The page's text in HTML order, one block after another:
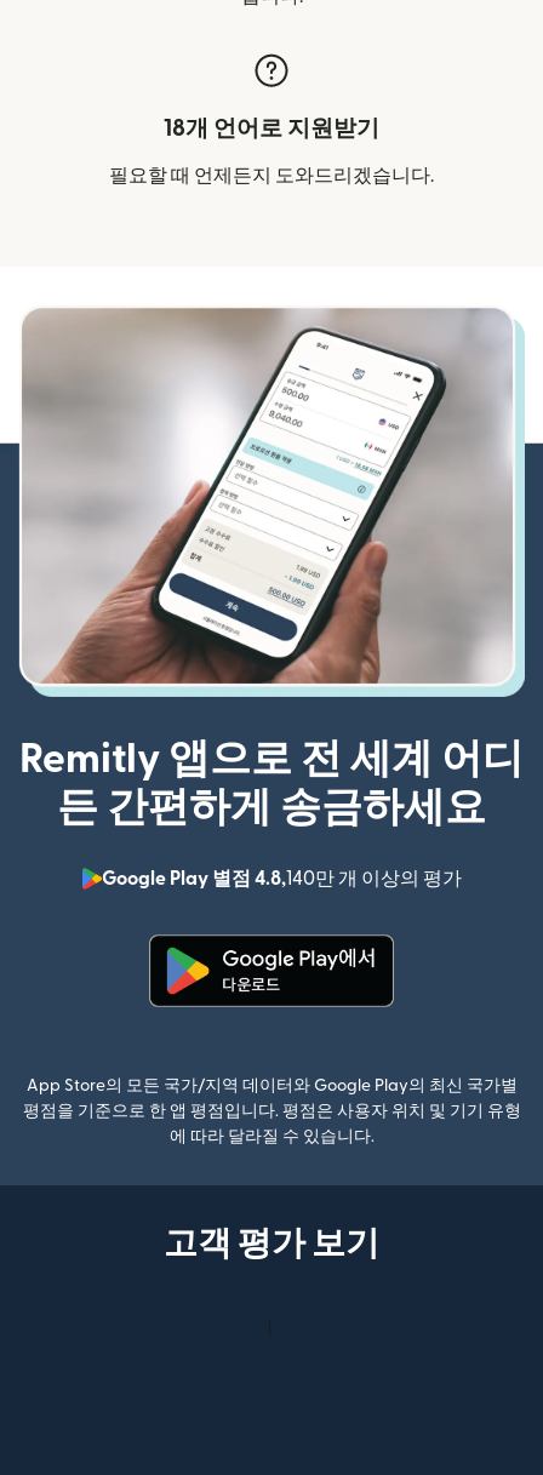
18개 언어로 지원받기
필요할 때 언제든지 도와드리겠습니다.
Remitly 앱으로 전 세계 어디
든 간편하게 송금하세요
Google Play 별점 4.8,140만 개 이상의 평가
App Store의 모든 국가/지역 데이터와 Google Play의 최신 국가별
평점을 기준으로 한 앱 평점입니다. 평점은 사용자 위치 및 기기 유형
에 따라 달라질 수 있습니다.
고객 평가 보기